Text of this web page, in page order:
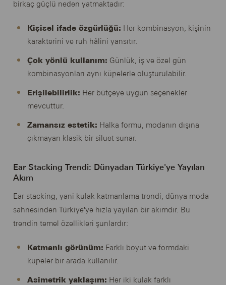
birkaç güçlü neden yatmaktadır:
Kişisel ifade özgürlüğü: Her kombinasyon, kişinin
karakterini ve ruh hâlini yansıtır.
Çok yönlü kullanım: Günlük, iş ve özel gün
kombinasyonları aynı küpelerle oluşturulabilir.
Erişilebilirlik: Her bütçeye uygun seçenekler
mevcuttur.
Zamansız estetik: Halka formu, modanın dışına
çıkmayan klasik bir siluet sunar.
Ear Stacking Trendi: Dünyadan Türkiye'ye Yayılan
Akım
Ear stacking, yani kulak katmanlama trendi, dünya moda
sahnesinden Türkiye'ye hızla yayılan bir akımdır. Bu
trendin temel özellikleri şunlardır:
Katmanlı görünüm: Farklı boyut ve formdaki
küpeler bir arada kullanılır.
Asimetrik yaklaşım: Her iki kulak farklı